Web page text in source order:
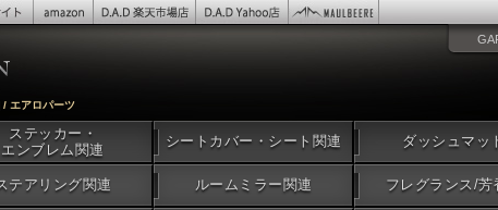
エアロパーツ
ステッカー・
エンブレム関連
シートカバー・シート関連 ダッシュマッ
テアリング関連 ルームミラー関連 フレグランス/芳